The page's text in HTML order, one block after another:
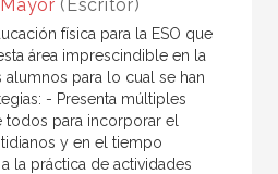
(Escritor)
física para la ESO que
área imprescindible en la
para lo cual se han
- Presenta múltiples
todos para incorporar el
y en el tiempo
la práctica de actividades